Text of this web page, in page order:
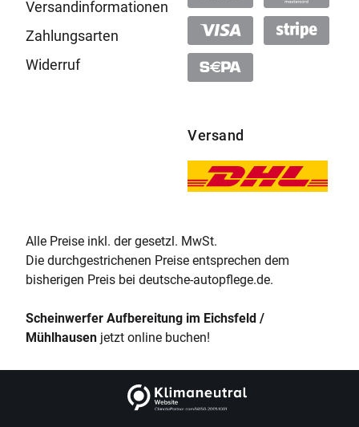
Versandinformationen
Zahlungsarten
Widerruf
Versand
Alle Preise inkl. der gesetzl. MwSt.
Die durchgestrichenen Preise entsprechen dem
bisherigen Preis bei deutsche-autopflege.de.
Scheinwerfer Aufbereitung im Eichsfeld /
Mühlhausen jetzt online buchen!